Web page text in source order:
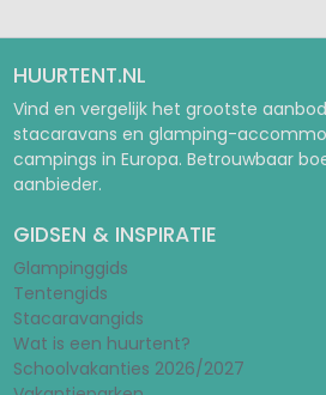
HUURTENT.NL
Vind en vergelijk het grootste
stacaravans en glamping-
campings in Europa. Betrouwbaar
aanbieder.
GIDSEN & INSPIRATIE
Glampinggids
Tentengids
Stacaravangids
Wat is een huurtent?
Schoolvakanties 2026/2027